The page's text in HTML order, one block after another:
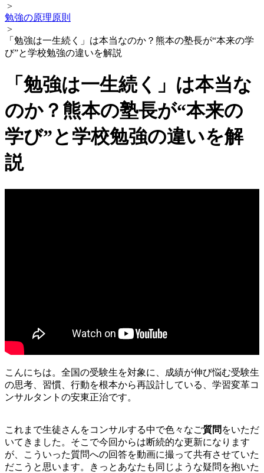
>
勉強の原理原則
>
「勉強は一生続く」は本当なのか？熊本の塾長が“本来の学
び”と学校勉強の違いを解説
「勉強は一生続く」は本当な
のか？熊本の塾長が“本来の
学び”と学校勉強の違いを解
説
こんにちは。全国の受験生を対象に、成績が伸び悩む受験生
の思考、習慣、行動を根本から再設計している、学習変革コ
ンサルタントの安東正治です。
これまで生徒さんをコンサルする中で色々なご質問 をいただ
いてきました。そこで今回からは断続的な更新になります
が、こういった質問への回答を動画に撮って共有させていた
だこうと思います。きっとあなたも同じような疑問を抱いた